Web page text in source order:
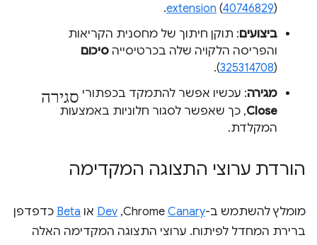
extension (40746829).
ביצועים: תוקן חיתוך של מחסנית הקריאות
והפריסה הלקויה שלה בכרטיסייה סיכום
(
325314708
).
מגירה: עכשיו אפשר להתמקד בכפתורי סגירה
Close, כך שאפשר לסגור חלוניות באמצעות
המקלדת.
הורדת ערוצי התצוגה המקדימה
מומלץ להשתמש ב-ChromeCanary
,‏
Dev או Beta כדפדפן
ברירת המחדל לפיתוח. ערוצי התצוגה המקדימה האלה